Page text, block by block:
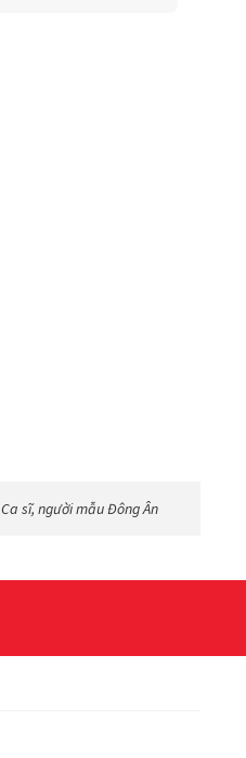
Ca sĩ, người mẫu Đông Ân